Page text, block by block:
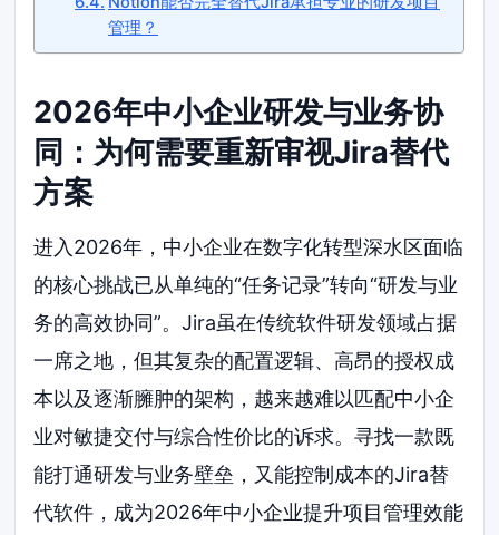
管理？
2026年中小企业研发与业务协
同：为何需要重新审视Jira替代
方案
进入2026年，中小企业在数字化转型深水区面临
的核心挑战已从单纯的“任务记录”转向“研发与业
务的高效协同”。Jira虽在传统软件研发领域占据
一席之地，但其复杂的配置逻辑、高昂的授权成
本以及逐渐臃肿的架构，越来越难以匹配中小企
业对敏捷交付与综合性价比的诉求。寻找一款既
能打通研发与业务壁垒，又能控制成本的Jira替
代软件，成为2026年中小企业提升项目管理效能